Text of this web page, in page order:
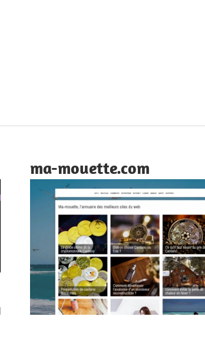
ma-mouette.com